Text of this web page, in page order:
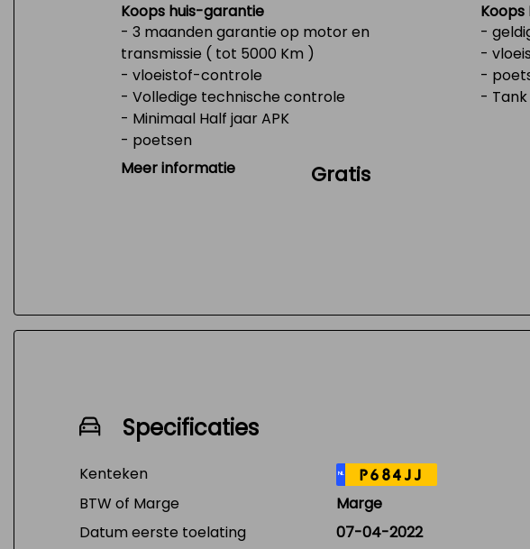
Koops huis-garantie
- 3 maanden garantie op motor en
transmissie ( tot 5000 Km )
- vloeistof-controle
- Volledige technische controle
- Minimaal Half jaar APK
- poetsen
- Tank 1/4 vol
Meer informatie Gratis
Koops
-
-
-
-
Specificaties
Kenteken NL P684JJ
BTW of Marge
Marge
Datum eerste toelating
07-04-2022